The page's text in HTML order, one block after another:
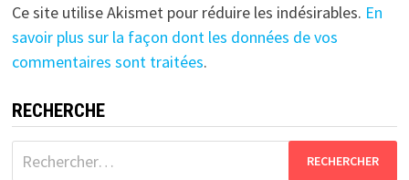
Ce site utilise Akismet pour réduire les indésirables. En
savoir plus sur la façon dont les données de vos
commentaires sont traitées.
RECHERCHE
Rechercher :